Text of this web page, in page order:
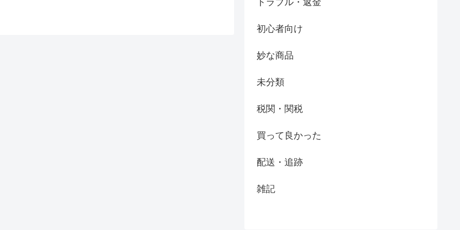
トラブル・返金
初心者向け
妙な商品
未分類
税関・関税
買って良かった
配送・追跡
雑記